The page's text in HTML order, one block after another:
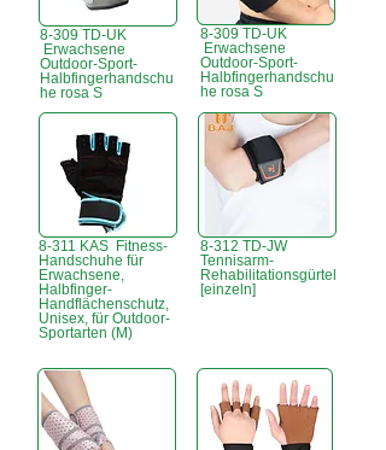
8-309 TD-UK
Erwachsene
Outdoor-Sport-
Halbfingerhandschu
he rosa S
8-309 TD-UK
Erwachsene
Outdoor-Sport-
Halbfingerhandschu
he rosa S
8-311 KAS Fitness-
Handschuhe für
Erwachsene,
Halbfinger-
Handflächenschutz,
Unisex, für Outdoor-
Sportarten (M)
8-312 TD-JW
Tennisarm-
Rehabilitationsgürtel
[einzeln]